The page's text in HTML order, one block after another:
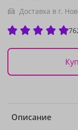
Доставка в г.
Описание